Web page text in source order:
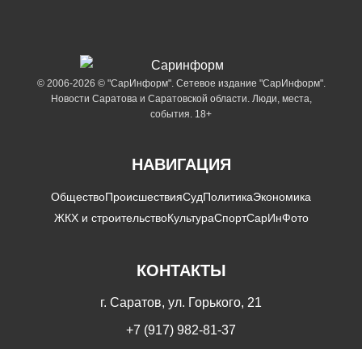
© 2006-2026 © "СарИнформ". Сетевое издание "СарИнформ".
Новости Саратова и Саратовской области. Люди, места,
события. 18+
НАВИГАЦИЯ
ОбществоПроисшествияСудПолитикаЭкономика
ЖКХ и строительствоКультураСпортСарИнФото
КОНТАКТЫ
г. Саратов, ул. Горького, 21
+7 (917) 982-81-37